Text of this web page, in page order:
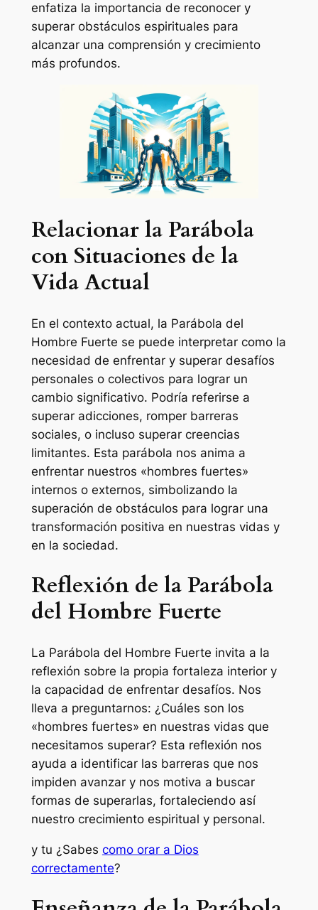
enfatiza la importancia de reconocer y
superar obstáculos espirituales para
alcanzar una comprensión y crecimiento
más profundos.
Relacionar la Parábola
con Situaciones de la
Vida Actual
En el contexto actual, la Parábola del
Hombre Fuerte se puede interpretar como la
necesidad de enfrentar y superar desafíos
personales o colectivos para lograr un
cambio significativo. Podría referirse a
superar adicciones, romper barreras
sociales, o incluso superar creencias
limitantes. Esta parábola nos anima a
enfrentar nuestros «hombres fuertes»
internos o externos, simbolizando la
superación de obstáculos para lograr una
transformación positiva en nuestras vidas y
en la sociedad.
Reflexión de la Parábola
del Hombre Fuerte
La Parábola del Hombre Fuerte invita a la
reflexión sobre la propia fortaleza interior y
la capacidad de enfrentar desafíos. Nos
lleva a preguntarnos: ¿Cuáles son los
«hombres fuertes» en nuestras vidas que
necesitamos superar? Esta reflexión nos
ayuda a identificar las barreras que nos
impiden avanzar y nos motiva a buscar
formas de superarlas, fortaleciendo así
nuestro crecimiento espiritual y personal.
y tu ¿Sabes como orar a Dios
correctamente?